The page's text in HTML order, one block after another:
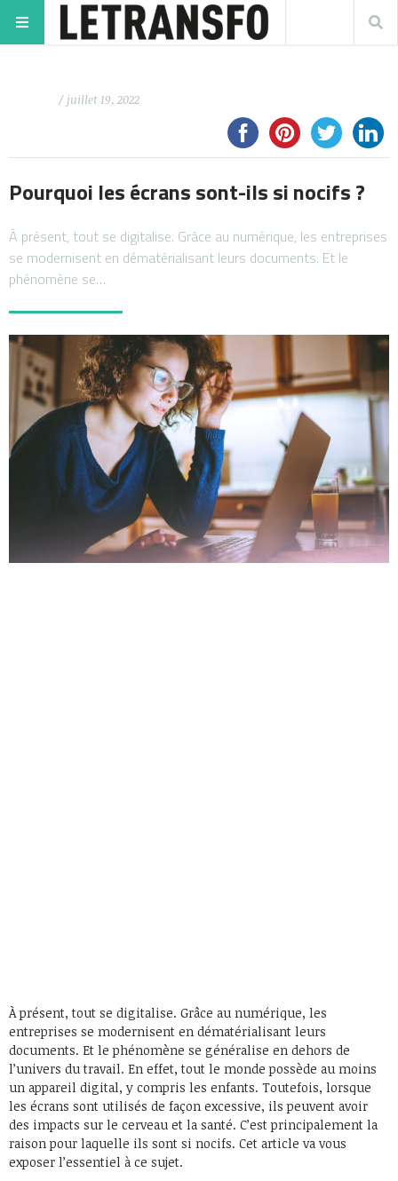
/ juillet 19, 2022
Pourquoi les écrans sont-ils si nocifs ?
À présent, tout se digitalise. Grâce au numérique, les entreprises
se modernisent en dématérialisant leurs documents. Et le
phénomène se…
À présent, tout se digitalise. Grâce au numérique, les
entreprises se modernisent en dématérialisant leurs
documents. Et le phénomène se généralise en dehors de
l’univers du travail. En effet, tout le monde possède au moins
un appareil digital, y compris les enfants. Toutefois, lorsque
les écrans sont utilisés de façon excessive, ils peuvent avoir
des impacts sur le cerveau et la santé. C’est principalement la
raison pour laquelle ils sont si nocifs. Cet article va vous
exposer l’essentiel à ce sujet.